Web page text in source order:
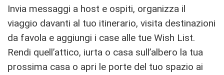
Invia messaggi a host e ospiti, organizza il
viaggio davanti al tuo itinerario, visita destinazioni
da favola e aggiungi i case alle tue Wish List.
Rendi quell’attico, iurta o casa sull’albero la tua
prossima casa o apri le porte del tuo spazio ai